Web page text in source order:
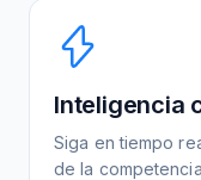
Inteligencia
Siga en tiempo
de la